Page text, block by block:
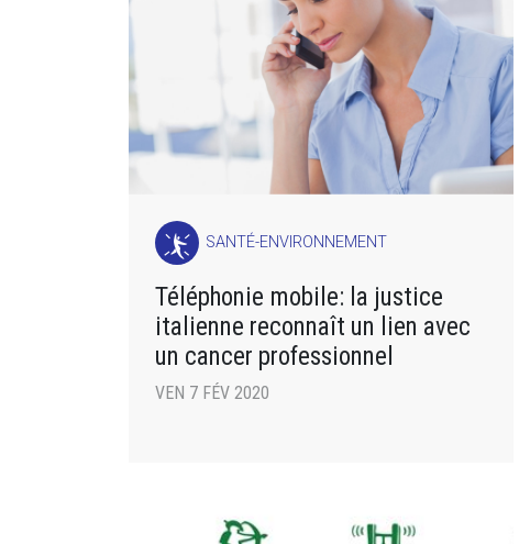
SANTÉ-ENVIRONNEMENT
Téléphonie mobile: la justice
italienne reconnaît un lien avec
un cancer professionnel
VEN 7 FÉV 2020